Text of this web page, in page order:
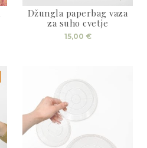
Džungla paperbag vaza
za suho cvetje
15,00 €